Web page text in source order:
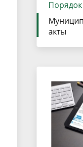
Городская среда
Региональный
Поддержка
акты